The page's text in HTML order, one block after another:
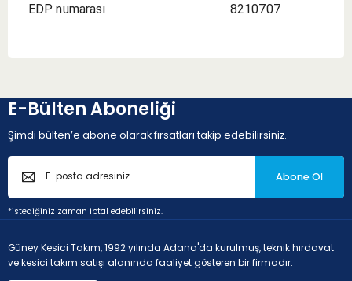
EDP numarası 8210707
E-Bülten Aboneliği
Şimdi bülten’e abone olarak fırsatları takip edebilirsiniz.
Abone Ol
*istediğiniz zaman iptal edebilirsiniz.
Güney Kesici Takım, 1992 yılında Adana'da kurulmuş, teknik hırdavat
ve kesici takım satışı alanında faaliyet gösteren bir firmadır.